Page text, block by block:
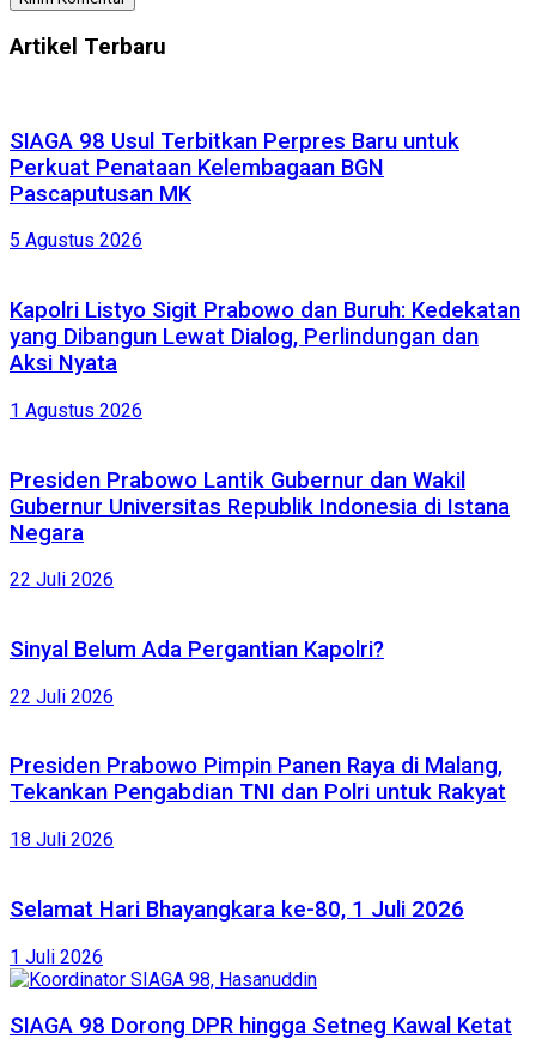
Artikel Terbaru
SIAGA 98 Usul Terbitkan Perpres Baru untuk
Perkuat Penataan Kelembagaan BGN
Pascaputusan MK
5 Agustus 2026
Kapolri Listyo Sigit Prabowo dan Buruh: Kedekatan
yang Dibangun Lewat Dialog, Perlindungan dan
Aksi Nyata
1 Agustus 2026
Presiden Prabowo Lantik Gubernur dan Wakil
Gubernur Universitas Republik Indonesia di Istana
Negara
22 Juli 2026
Sinyal Belum Ada Pergantian Kapolri?
22 Juli 2026
Presiden Prabowo Pimpin Panen Raya di Malang,
Tekankan Pengabdian TNI dan Polri untuk Rakyat
18 Juli 2026
Selamat Hari Bhayangkara ke-80, 1 Juli 2026
1 Juli 2026
SIAGA 98 Dorong DPR hingga Setneg Kawal Ketat